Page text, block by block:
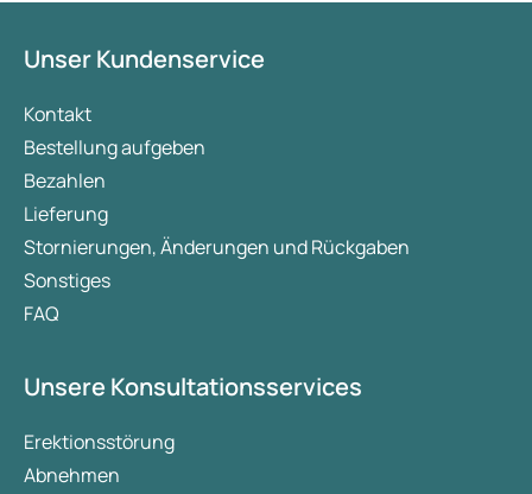
Unser Kundenservice
Kontakt
Bestellung aufgeben
Bezahlen
Lieferung
Stornierungen, Änderungen und Rückgaben
Sonstiges
FAQ
Unsere Konsultationsservices
Erektionsstörung
Abnehmen